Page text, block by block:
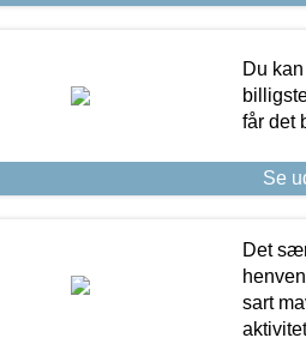
Du
får det
Se
Det
sart